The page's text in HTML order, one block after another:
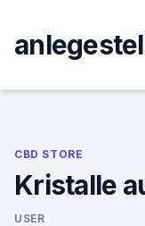
content
CBD STORE
Kristalle
USER